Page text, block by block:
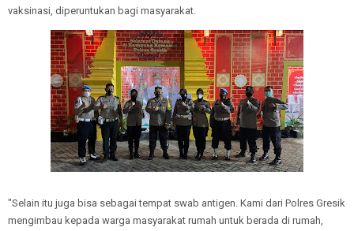
vaksinasi, diperuntukan bagi masyarakat.
"Selain itu juga bisa sebagai tempat swab antigen. Kami dari Polres Gresik
mengimbau kepada warga masyarakat rumah untuk berada di rumah,